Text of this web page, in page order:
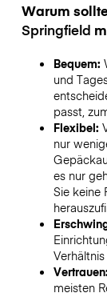
Warum
Springfield
Bequem:
und
passt,
Flexibel:
nur
es nur
Sie keine
Verhältnis
meisten